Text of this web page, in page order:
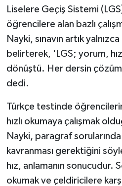
Liselere Geçiş Sistemi
öğrencilere alan bazlı
Nayki, sınavın artık
belirterek, 'LGS; yorum,
dönüştü. Her dersin çözüm
dedi.
Türkçe testinde öğrencilerin
hızlı okumaya çalışmak
Nayki, paragraf
kavranması gerektiğini
hız, anlamanın sonucudur.
okumak ve çeldiricilere